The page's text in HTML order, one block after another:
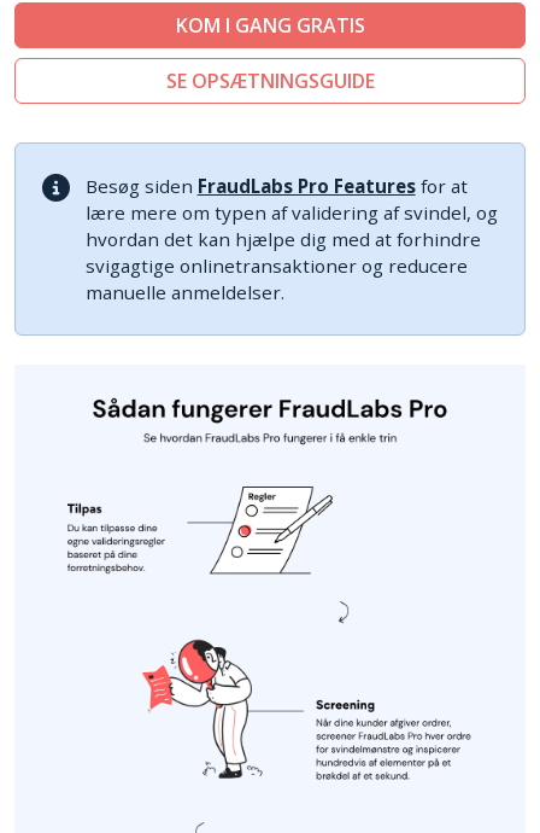
KOM I GANG GRATIS
SE OPSÆTNINGSGUIDE
Besøg siden FraudLabs Pro Featuresfor at
lære mere om typen af validering af svindel, og
hvordan det kan hjælpe dig med at forhindre
svigagtige onlinetransaktioner og reducere
manuelle anmeldelser.